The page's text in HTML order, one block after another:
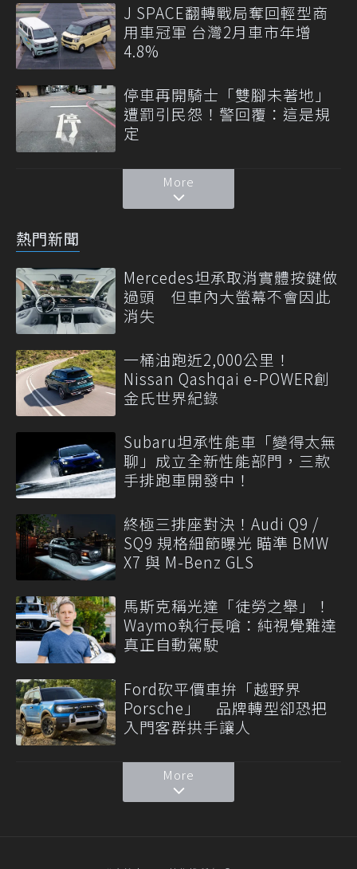
J SPACE翻轉戰局奪回輕型商
用車冠軍 台灣2月車市年增
4.8%
停車再開騎士「雙腳未著地」
遭罰引民怨！警回覆：這是規
定
More
熱門新聞
Mercedes坦承取消實體按鍵做
過頭 但車內大螢幕不會因此
消失
一桶油跑近2,000公里！
Nissan Qashqai e-POWER創
金氏世界紀錄
Subaru坦承性能車「變得太無
聊」成立全新性能部門，三款
手排跑車開發中！
終極三排座對決！Audi Q9 /
SQ9 規格細節曝光 瞄準 BMW
X7 與 M-Benz GLS
馬斯克稱光達「徒勞之舉」！
Waymo執行長嗆：純視覺難達
真正自動駕駛
Ford砍平價車拚「越野界
Porsche」 品牌轉型卻恐把
入門客群拱手讓人
More